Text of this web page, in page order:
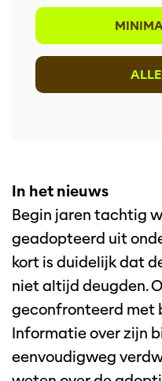
In het nieuws
Begin jaren tachtig
geadopteerd uit
kort is duidelijk dat
niet altijd deugden.
geconfronteerd met
Informatie over zijn
eenvoudigweg